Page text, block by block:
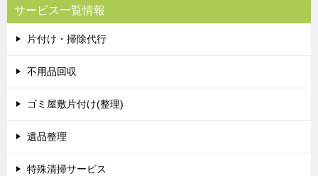
サービス一覧情報
片付け・掃除代行
不用品回収
ゴミ屋敷片付け(整理)
遺品整理
特殊清掃サービス